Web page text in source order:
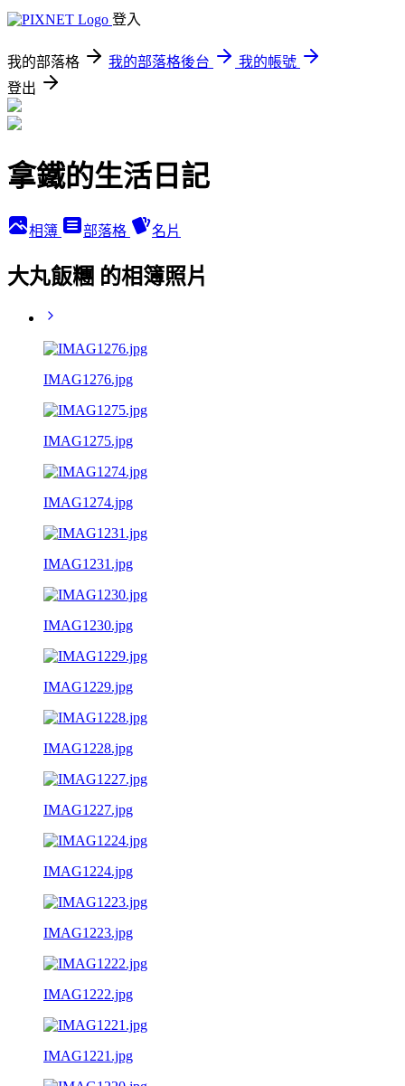
登入
我的部落格 我的部落格後台
我的帳號
登出
拿鐵的生活日記
相簿 部落格 名片
大丸飯糰 的相簿照片
IMAG1276.jpg
IMAG1275.jpg
IMAG1274.jpg
IMAG1231.jpg
IMAG1230.jpg
IMAG1229.jpg
IMAG1228.jpg
IMAG1227.jpg
IMAG1224.jpg
IMAG1223.jpg
IMAG1222.jpg
IMAG1221.jpg